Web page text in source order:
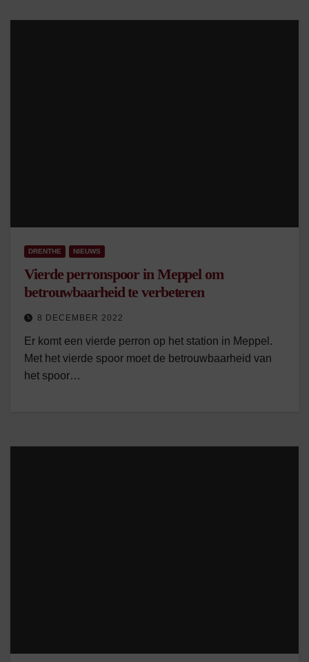
DRENTHE NIEUWS
Vierde perronspoor in Meppel om
betrouwbaarheid te verbeteren
8 DECEMBER 2022
Er komt een vierde perron op het station in Meppel.
Met het vierde spoor moet de betrouwbaarheid van
het spoor…